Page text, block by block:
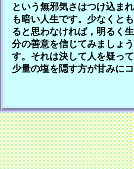
という無邪気さはつけ込ま
も暗い人生です。少なくと
ると思わなければ，明るく
分の善意を信じてみましょ
す。それは決して人を疑っ
少量の塩を隠す方が甘みに